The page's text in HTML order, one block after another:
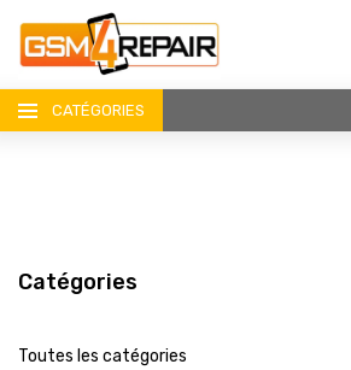
CATÉGORIES
Catégories
Toutes les catégories